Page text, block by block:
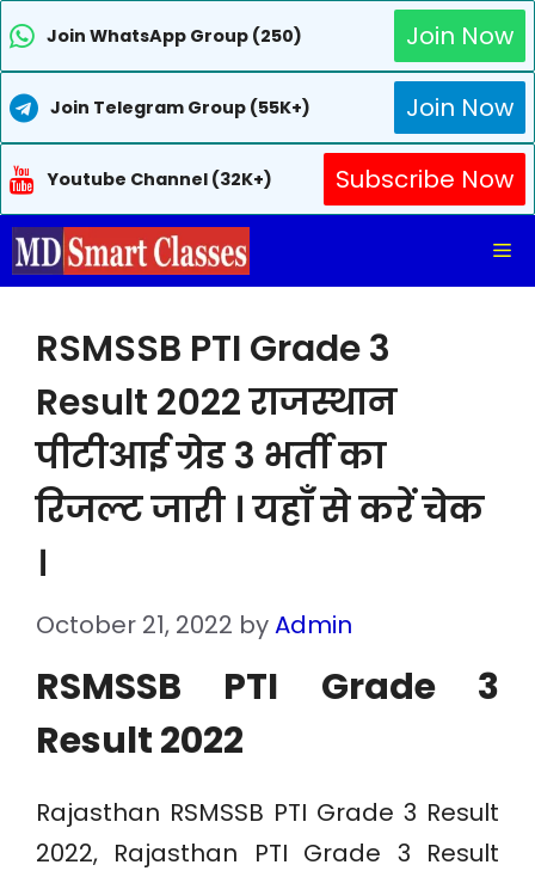
Join WhatsApp Group (250) Join Now
Join Telegram Group (55K+) Join Now
Youtube Channel (32K+)
Subscribe Now
Skip
to
RSMSSB PTI Grade 3
Result 2022 राजस्थान
पीटीआई ग्रेड 3 भर्ती का
रिजल्ट जारी । यहाँ से करें चेक
।
October 21, 2022 byAdmin
RSMSSB PTI Grade 3
Result 2022
Rajasthan RSMSSB PTI Grade 3 Result
2022, Rajasthan PTI Grade 3 Result